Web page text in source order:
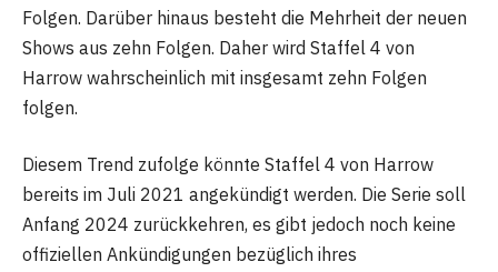
Folgen. Darüber hinaus besteht die Mehrheit der neuen
Shows aus zehn Folgen. Daher wird Staffel 4 von
Harrow wahrscheinlich mit insgesamt zehn Folgen
folgen.
Diesem Trend zufolge könnte Staffel 4 von Harrow
bereits im Juli 2021 angekündigt werden. Die Serie soll
Anfang 2024 zurückkehren, es gibt jedoch noch keine
offiziellen Ankündigungen bezüglich ihres